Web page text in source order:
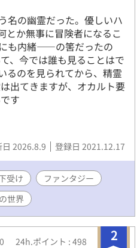
名の幽霊だった。優しいハ
とか無事に冒険者になるこ
も内緒――の筈だったの
、今では誰も見ることはで
るのを見られてから、精霊
出てきますが、オカルト要
す
日 2026.8.9 登録日 2021.12.17
受け
ファンタジー
世界
2
24h.ポイント : 498